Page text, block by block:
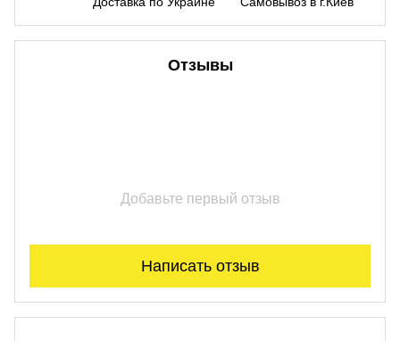
Отзывы
Добавьте первый отзыв
Написать отзыв